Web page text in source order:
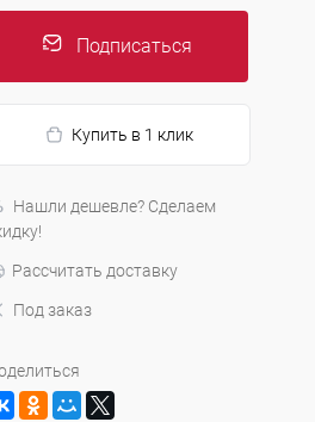
Подписаться
Купить в 1 клик
Нашли дешевле? Сделаем
Рассчитать доставку
Под заказ